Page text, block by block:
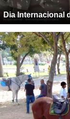
Dia Internacional